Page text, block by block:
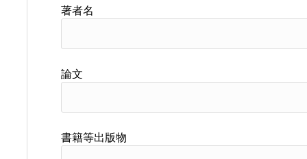
著者名
論文
書籍等出版物